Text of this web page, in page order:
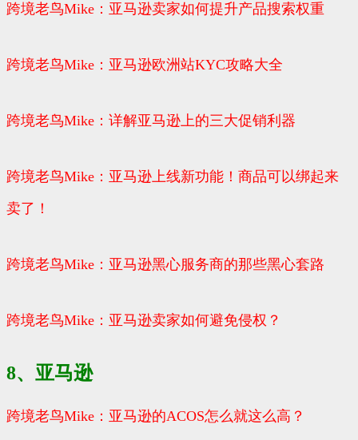
跨境老鸟Mike：亚马逊卖家如何提升产品搜索权重
跨境老鸟Mike：亚马逊欧洲站KYC攻略大全
跨境老鸟Mike：详解亚马逊上的三大促销利器
跨境老鸟Mike：亚马逊上线新功能！商品可以绑起来
卖了！
跨境老鸟Mike：亚马逊黑心服务商的那些黑心套路
跨境老鸟Mike：亚马逊卖家如何避免侵权？
8、亚马逊
跨境老鸟Mike：亚马逊的ACOS怎么就这么高？